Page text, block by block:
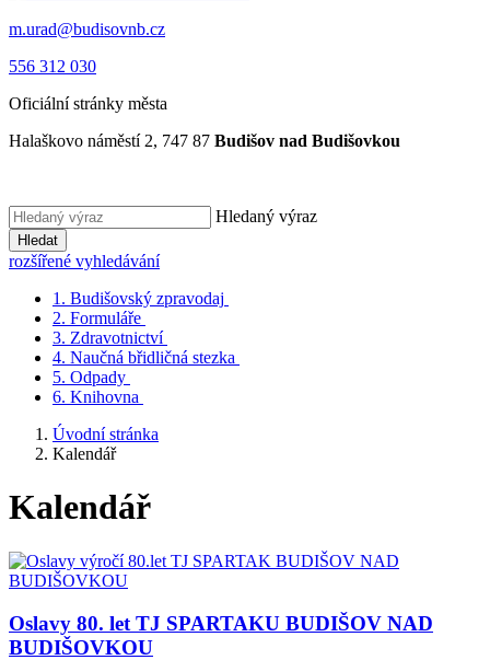
m.urad@budisovnb.cz
556 312 030
Oficiální stránky města
Halaškovo náměstí 2, 747 87 Budišov nad Budišovkou
Hledaný výraz
Hledat
rozšířené vyhledávání
1. Budišovský zpravodaj
2. Formuláře
3. Zdravotnictví
4. Naučná břidličná stezka
5. Odpady
6. Knihovna
Úvodní stránka
Kalendář
Kalendář
Oslavy 80. let TJ SPARTAKU BUDIŠOV NAD
BUDIŠOVKOU